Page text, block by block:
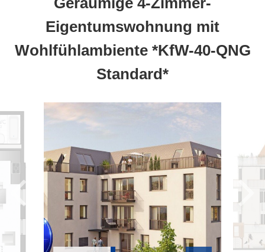
Eigentumswohnung mit
Wohlfühlambiente *KfW-40-QNG
Standard*